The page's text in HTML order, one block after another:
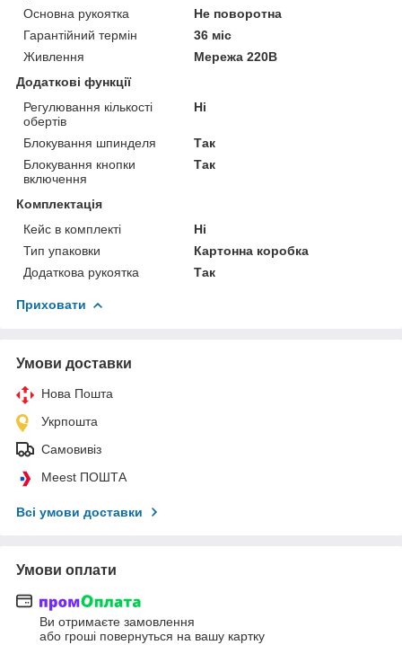
Основна рукоятка
Не поворотна
Гарантійний термін
36 міс
Живлення
Мережа 220В
Додаткові функції
Регулювання кількості
обертів
Ні
Блокування шпинделя
Так
Блокування кнопки
включення
Так
Комплектація
Кейс в комплекті
Ні
Тип упаковки
Картонна коробка
Додаткова рукоятка
Так
Приховати
Умови доставки
Нова Пошта
Укрпошта
Самовивіз
Meest ПОШТА
Всі умови доставки
Умови оплати
Ви отримаєте замовлення
або гроші повернуться на вашу картку